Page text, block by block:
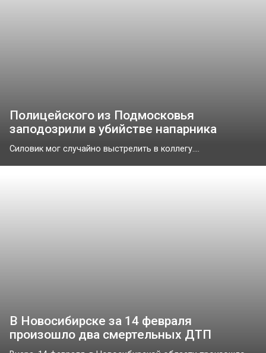
Полицейского из Подмосковья
заподозрили в убийстве напарника
Силовик мог случайно выстрелить в коллегу....
В Новосибирске за 14 февраля
произошло два смертельных ДТП